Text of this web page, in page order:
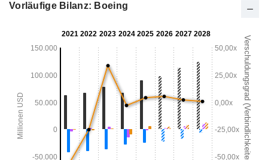
Vorläufige Bilanz: Boeing